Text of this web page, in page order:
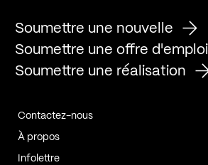
Soumettre une nouvelle
Soumettre une offre d'emploi
Soumettre une réalisation
Contactez-nous
À propos
Infolettre